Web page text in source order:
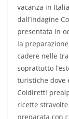
vacanza in
dall’indagine
presentata in
la
cadere nelle
soprattutto
turistiche dove
Coldiretti
ricette
preparata con